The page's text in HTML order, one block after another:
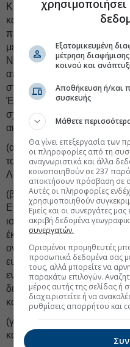
Κώδικα Ενοχών, χωρίς
καθεστώς εκκαθάρισης και
προσωπικότητας, της
μετόχων της, σύμφωνα με
Νόμου του 1915 (η
από την ημερομηνία
στην Ελβετία στο ελβετικό
Έναρξης Ισχύος της
σχέση με την Μεταφορά
ακόλουθων:
(α) της μεταφοράς της
το Λουξεμβούργο, Μεγάλο
Λουκέρνη της Ελβετίας,
(β) της διατήρησης του
Εταιρείας, όπως υφίσταται
ισχύος της Μεταφοράς
έκφρασής του σε ευρώ, στο
ονομαστικές μετοχές
ευρώ (EUR 0,30) εκάστη, με
ενεργητικού και του
διακοπή, περιορισμό ή
κατοχή της Εταιρείας,
(γ) της διατήρησης της
και 2 Έκτακτη Γενική
Εξατομικευμένη
μέτρηση
κοινού και
Αποθήκευση ή/και
συσκευής
Μάθετε
Θα γίνει επεξεργασία των
οι πληροφορίες από τη
αναγνωριστικά και άλλα
κοινοποιηθούν σε 237
αποκτήσουν πρόσβαση σε
Αυτές οι πληροφορίες
χρησιμοποιηθούν
Εμείς και οι συνεργάτες
ακριβή δεδομένα
συνεργατών.
Ορισμένοι προμηθευτές
προσωπικά δεδομένα σας
τους, αλλά μπορείτε να
παρακάτω επιλογών.
μέρος αυτής της σελίδας ή
διαχειριστείτε ή να
ρυθμίσεις απορρήτου και